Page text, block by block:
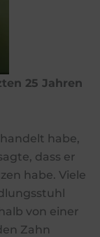
25 Jahren
habe,
dass er
habe. Viele
von einer
Zahn